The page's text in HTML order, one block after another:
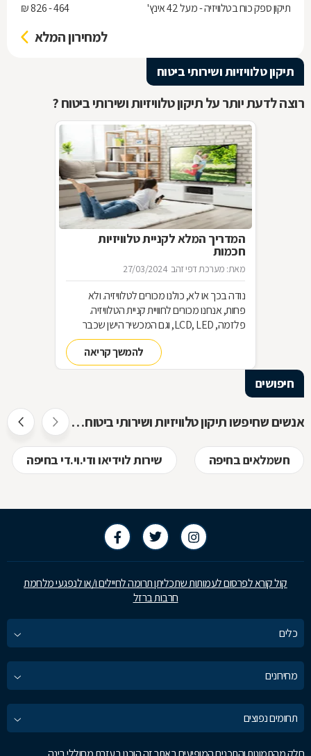
תיקון ספק כוח בטלוויזיה - מעל 42 אינץ'
464 - 826 ₪
למחירון המלא
תיקון טלוויזיות ושירותי ביטוח
רוצה לדעת יותר על תיקון טלוויזיות ושירותי ביטוח ?
המדריך המלא לקניית טלוויזיות
חכמות
מאת: מערכת דפי זהב 27/03/2024
נודה בכך או לא, כולנו מכורים לטלוויזיה. ולא
פחות, אנחנו מכורים לחוויית קניית הטלוויזיה.
פלזמה, LCD, LED, וגם המכשיר הישן שכבר
שכחנו את שמו. כל כך הרבה אפשרויות וכל כך
מעט זמן. אז בשביל זה אנחנו כאןלהמשך קריאה
חיפושים
אנשים שחיפשו תיקון טלוויזיות ושירותי ביטוח חיפשו גם
חשמלאים בחיפה שירות לוידיאו ודי.וי.די בחיפה
קול קורא לפרסום לעמותות שתכליתן תרומה לחיילים ו/או לנפגעי מלחמת
חרבות ברזל
כלים
מחירונים
תחומים נפוצים